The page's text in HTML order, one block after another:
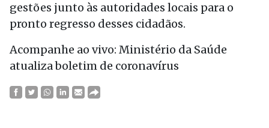
gestões junto às autoridades locais para o
pronto regresso desses cidadãos.
Acompanhe ao vivo: Ministério da Saúde
atualiza boletim de coronavírus